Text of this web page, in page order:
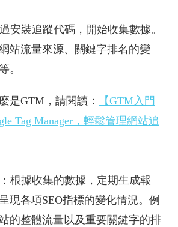
安裝追蹤代碼，開始收集數據。
站流量來源、關鍵字排名的變
。
是GTM，請閱讀：
【GTM入門
Tag Manager，輕鬆管理網站追
根據收集的數據，定期生成報
現各項SEO指標的變化情況。例
的整體流量以及重要關鍵字的排